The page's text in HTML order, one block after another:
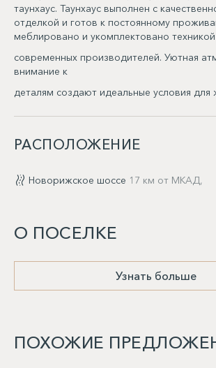
таунхаус. Таунхаус выполнен с
отделкой и готов к постоянному
меблировано и укомплектовано
современных производителей. Уютная
внимание к
деталям создают идеальные условия для
РАСПОЛОЖЕНИЕ
Новорижское шоссе 17 км от МКАД,
О ПОСЕЛКЕ
Узнать больше
ПОХОЖИЕ